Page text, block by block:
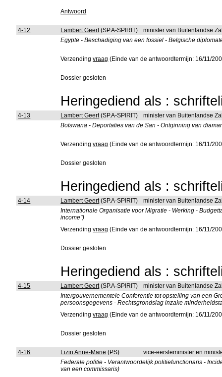
Antwoord
4-12 Lambert Geert(SP.A-SPIRIT)
minister van Buitenlandse
Egypte - Beschadiging van een fossiel - Belgische
Verzendingvraag (Einde van de antwoordtermijn: 16/11/
Dossier gesloten
Heringediend als :
4-13 Lambert Geert(SP.A-SPIRIT)
minister van Buitenlandse
Botswana - Deportaties van de San - Ontginning van
Verzendingvraag (Einde van de antwoordtermijn: 16/11/
Dossier gesloten
Heringediend als :
4-14 Lambert Geert(SP.A-SPIRIT)
minister van Buitenlandse
Internationale Organisatie voor Migratie - Werking -
income")
Verzendingvraag (Einde van de antwoordtermijn: 16/11/
Dossier gesloten
Heringediend als :
4-15 Lambert Geert(SP.A-SPIRIT)
minister van Buitenlandse
Intergouvernementele Conferentie tot opstelling van een
persoonsgegevens - Rechtsgrondslag inzake
Verzendingvraag (Einde van de antwoordtermijn: 16/11/
Dossier gesloten
4-16 Lizin Anne-Marie (PS)
vice-eersteminister en
Federale politie - Verantwoordelijk politiefunctionaris -
van een commissaris)